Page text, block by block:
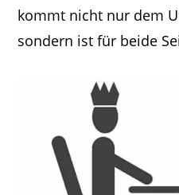
kommt nicht nur dem
sondern ist für beide